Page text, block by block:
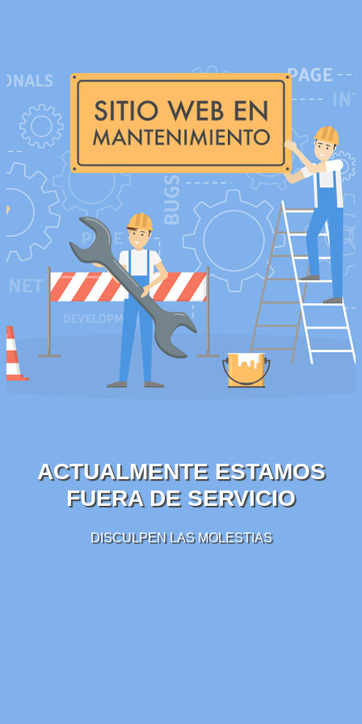
ACTUALMENTE ESTAMOS
FUERA DE SERVICIO
DISCULPEN LAS MOLESTIAS